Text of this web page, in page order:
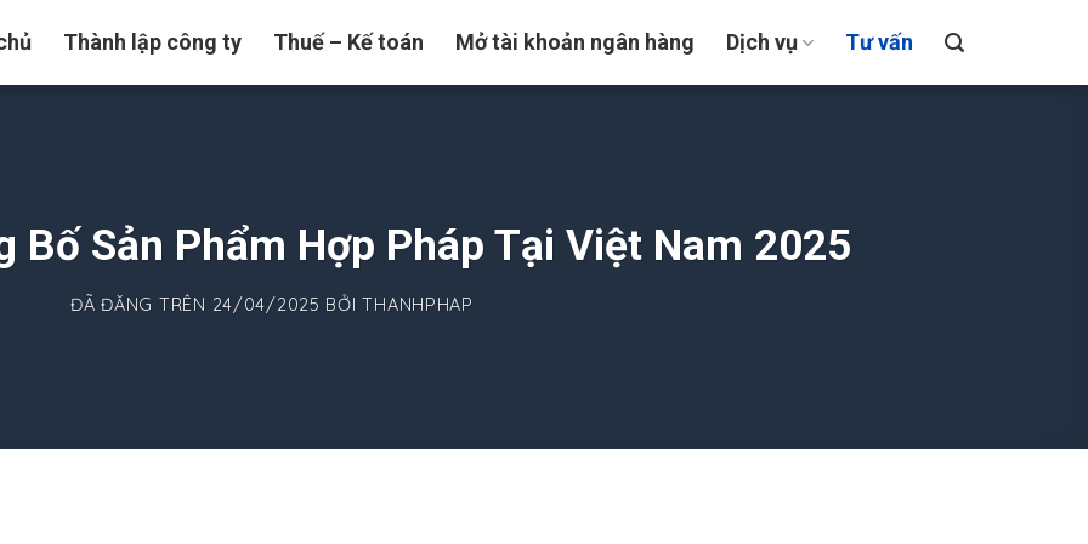
Thành lập công ty Thuế – Kế toán Mở tài khoản ngân hàng Dịch vụ Tư vấn
Bố Sản Phẩm Hợp Pháp Tại Việt Nam 2025
ĐÃ ĐĂNG TRÊN 24/04/2025 BỞITHANHPHAP